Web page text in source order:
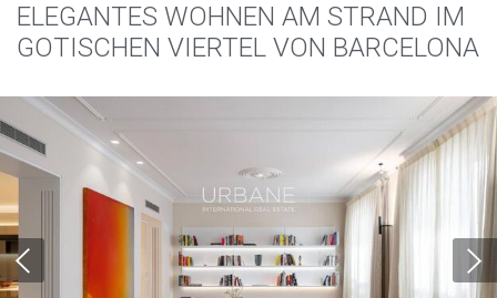
ELEGANTES WOHNEN AM STRAND IM
GOTISCHEN VIERTEL VON BARCELONA